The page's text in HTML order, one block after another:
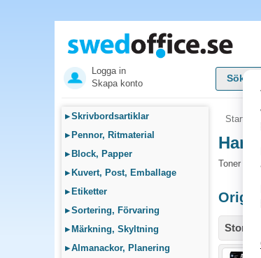
Logga in
Skapa konto
▸Skrivbordsartiklar
▸ Pennor, Ritmaterial
▸ Block, Papper
▸ Kuvert, Post, Emballage
▸ Etiketter
▸Sortering, Förvaring
▸ Märkning, Skyltning
▸Almanackor, Planering
Startsida
Toner
Storlek